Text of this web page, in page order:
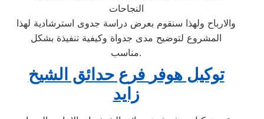
النجاحات
والارباح ولهذا سنقوم بعرض دراسة جدوى استرشادية لهذا
المشروع لتوضيح مدى جدواة وكيفية تنفيذة بشكل
مناسب.
توكيلهوفر فرعحدائق الشيخ
زايد